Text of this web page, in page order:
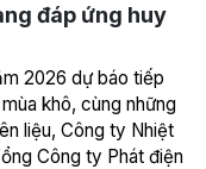
đáp ứng huy
2026 dự báo tiếp
khô, cùng những
liệu, Công ty Nhiệt
Công ty Phát điện